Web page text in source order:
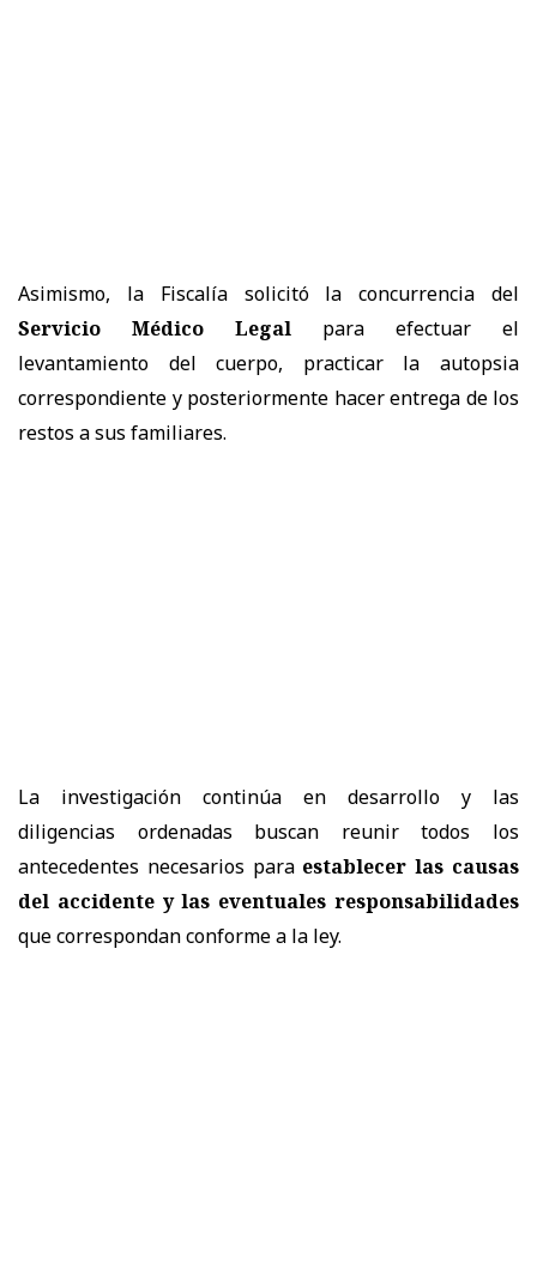
Asimismo, la Fiscalía solicitó la concurrencia del
Servicio Médico Legal para efectuar el
levantamiento del cuerpo, practicar la autopsia
correspondiente y posteriormente hacer entrega de los
restos a sus familiares.
La investigación continúa en desarrollo y las
diligencias ordenadas buscan reunir todos los
antecedentes necesarios para establecer las causas
del accidente y las eventuales responsabilidades
que correspondan conforme a la ley.